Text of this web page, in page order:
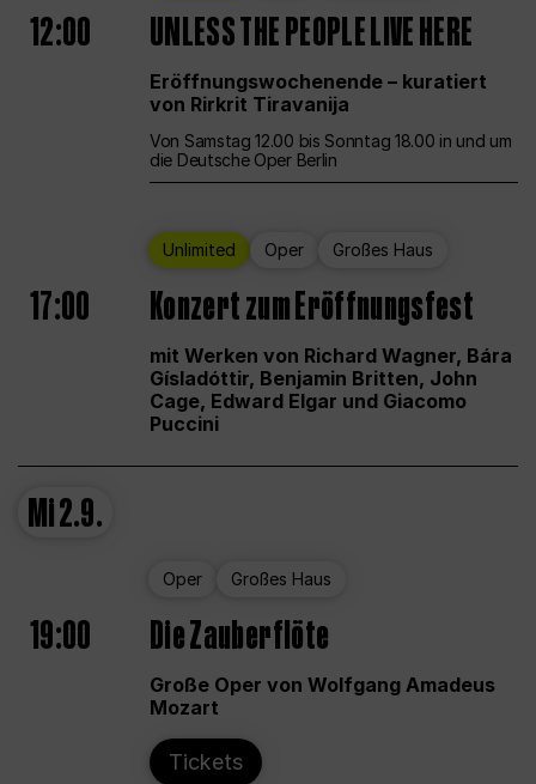
12:00 UNLESS THE PEOPLE LIVE HERE
Eröffnungswochenende – kuratiert
von Rirkrit Tiravanija
Von Samstag 12.00 bis Sonntag 18.00 in und um
die Deutsche Oper Berlin
Unlimited Oper Großes Haus
17:00 Konzert zum Eröffnungsfest
mit Werken von Richard Wagner, Bára
Gísladóttir, Benjamin Britten, John
Cage, Edward Elgar und Giacomo
Puccini
Mi2.9.
Oper Großes Haus
19:00 Die Zauberflöte
Große Oper von Wolfgang Amadeus
Mozart
Tickets